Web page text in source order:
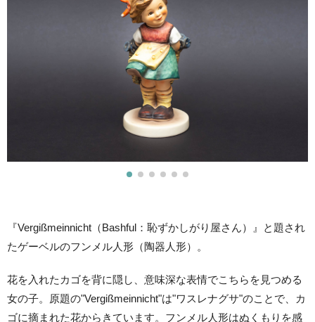
『Vergißmeinnicht（Bashful：恥ずかしがり屋さん）』と題され
たゲーベルのフンメル人形（陶器人形）。
花を入れたカゴを背に隠し、意味深な表情でこちらを見つめる
女の子。原題の"Vergißmeinnicht"は"ワスレナグサ"のことで、カ
ゴに摘まれた花からきています。フンメル人形はぬくもりを感